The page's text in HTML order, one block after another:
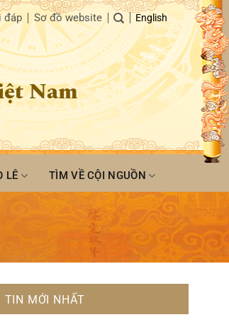
đáp Sơ đồ website English
Nam
LÊ TÌM VỀ CỘI NGUỒN
TIN MỚI NHẤT